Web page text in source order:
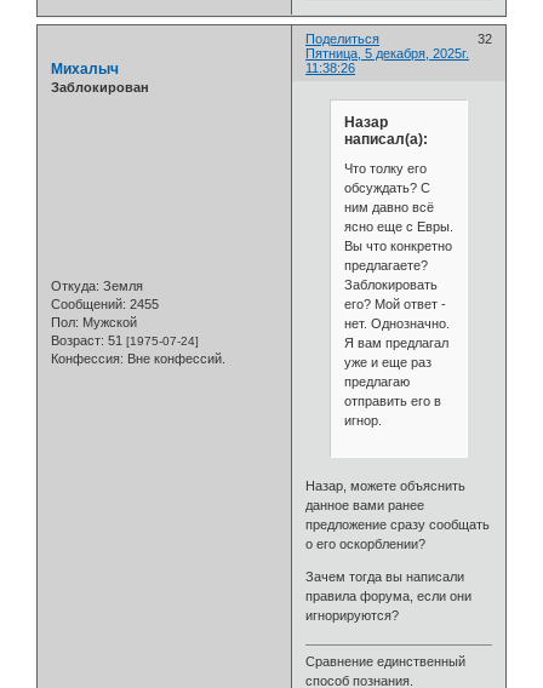
Поделиться
32
Пятница, 5 декабря, 2025г.
11:38:26
Михалыч
Заблокирован
Откуда: Земля
Сообщений: 2455
Пол: Мужской
Возраст: 51 [1975-07-24]
Конфессия: Вне конфессий.
Назар
написал(а):
Что толку его
обсуждать? С
ним давно всё
ясно еще с Евры.
Вы что конкретно
предлагаете?
Заблокировать
его? Мой ответ -
нет. Однозначно.
Я вам предлагал
уже и еще раз
предлагаю
отправить его в
игнор.
Назар, можете объяснить
данное вами ранее
предложение сразу сообщать
о его оскорблении?
Зачем тогда вы написали
правила форума, если они
игнорируются?
Сравнение единственный
способ познания.